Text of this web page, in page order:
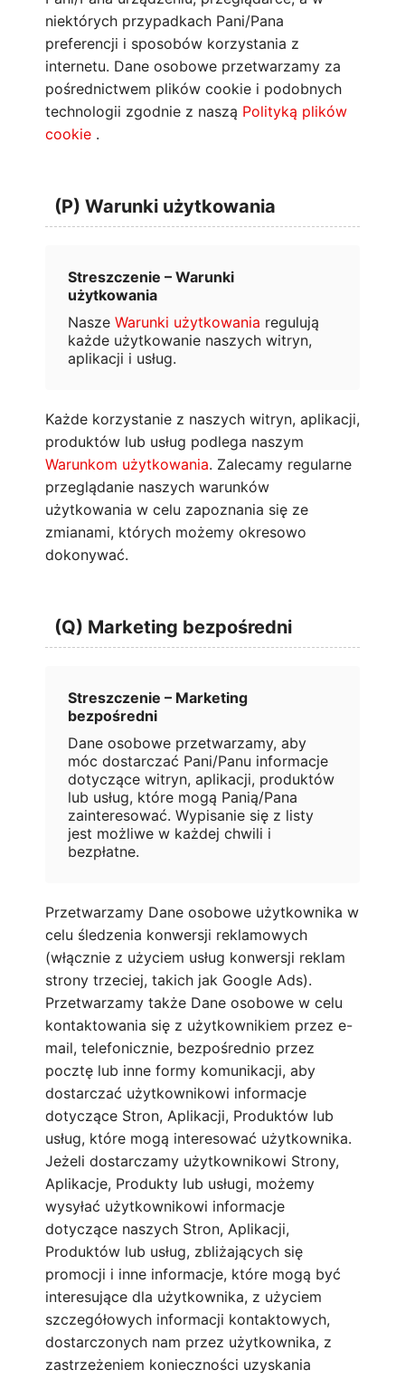
niektórych przypadkach Pani/Pana
preferencji i sposobów korzystania z
internetu. Dane osobowe przetwarzamy za
pośrednictwem plików cookie i podobnych
technologii zgodnie z naszą Polityką plików
cookie .
(P) Warunki użytkowania
Streszczenie – Warunki
użytkowania
Nasze Warunki użytkowania regulują
każde użytkowanie naszych witryn,
aplikacji i usług.
Każde korzystanie z naszych witryn, aplikacji,
produktów lub usług podlega naszym
Warunkom użytkowania. Zalecamy regularne
przeglądanie naszych warunków
użytkowania w celu zapoznania się ze
zmianami, których możemy okresowo
dokonywać.
(Q) Marketing bezpośredni
Streszczenie – Marketing
bezpośredni
Dane osobowe przetwarzamy, aby
móc dostarczać Pani/Panu informacje
dotyczące witryn, aplikacji, produktów
lub usług, które mogą Panią/Pana
zainteresować. Wypisanie się z listy
jest możliwe w każdej chwili i
bezpłatne.
Przetwarzamy Dane osobowe użytkownika w
celu śledzenia konwersji reklamowych
(włącznie z użyciem usług konwersji reklam
strony trzeciej, takich jak Google Ads).
Przetwarzamy także Dane osobowe w celu
kontaktowania się z użytkownikiem przez e-
mail, telefonicznie, bezpośrednio przez
pocztę lub inne formy komunikacji, aby
dostarczać użytkownikowi informacje
dotyczące Stron, Aplikacji, Produktów lub
usług, które mogą interesować użytkownika.
Jeżeli dostarczamy użytkownikowi Strony,
Aplikacje, Produkty lub usługi, możemy
wysyłać użytkownikowi informacje
dotyczące naszych Stron, Aplikacji,
Produktów lub usług, zbliżających się
promocji i inne informacje, które mogą być
interesujące dla użytkownika, z użyciem
szczegółowych informacji kontaktowych,
dostarczonych nam przez użytkownika, z
zastrzeżeniem konieczności uzyskania